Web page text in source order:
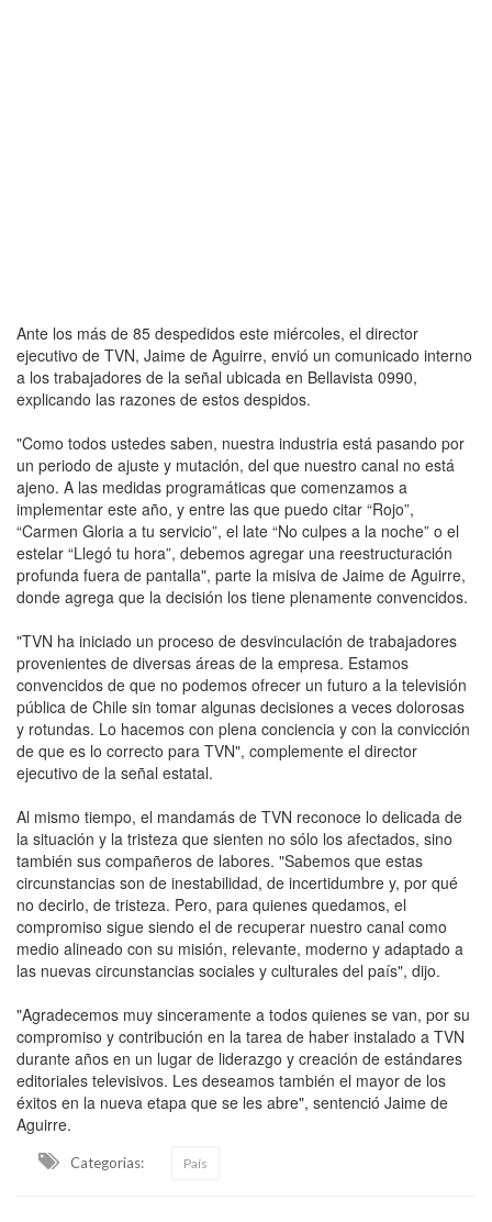
Ante los más de 85 despedidos este miércoles, el director
ejecutivo de TVN, Jaime de Aguirre, envió un comunicado interno
a los trabajadores de la señal ubicada en Bellavista 0990,
explicando las razones de estos despidos.
"Como todos ustedes saben, nuestra industria está pasando por
un periodo de ajuste y mutación, del que nuestro canal no está
ajeno. A las medidas programáticas que comenzamos a
implementar este año, y entre las que puedo citar “Rojo”,
“Carmen Gloria a tu servicio”, el late “No culpes a la noche” o el
estelar “Llegó tu hora”, debemos agregar una reestructuración
profunda fuera de pantalla", parte la misiva de Jaime de Aguirre,
donde agrega que la decisión los tiene plenamente convencidos.
"TVN ha iniciado un proceso de desvinculación de trabajadores
provenientes de diversas áreas de la empresa. Estamos
convencidos de que no podemos ofrecer un futuro a la televisión
pública de Chile sin tomar algunas decisiones a veces dolorosas
y rotundas. Lo hacemos con plena conciencia y con la convicción
de que es lo correcto para TVN", complemente el director
ejecutivo de la señal estatal.
Al mismo tiempo, el mandamás de TVN reconoce lo delicada de
la situación y la tristeza que sienten no sólo los afectados, sino
también sus compañeros de labores. "Sabemos que estas
circunstancias son de inestabilidad, de incertidumbre y, por qué
no decirlo, de tristeza. Pero, para quienes quedamos, el
compromiso sigue siendo el de recuperar nuestro canal como
medio alineado con su misión, relevante, moderno y adaptado a
las nuevas circunstancias sociales y culturales del país", dijo.
"Agradecemos muy sinceramente a todos quienes se van, por su
compromiso y contribución en la tarea de haber instalado a TVN
durante años en un lugar de liderazgo y creación de estándares
editoriales televisivos. Les deseamos también el mayor de los
éxitos en la nueva etapa que se les abre", sentenció Jaime de
Aguirre.
Categorias: País